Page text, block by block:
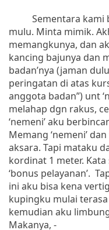
Sementara kami
mulu. Minta mimik.
memangkunya, dan
kancing bajunya dan
badan’nya (jaman
peringatan di atas
anggota badan”) unt
melahap dgn rakus,
‘nemeni’ aku
Memang ‘nemeni’
aksara. Tapi mataku
kordinat 1 meter.
‘bonus pelayanan’.
ini aku bisa kena
kupingku mulai
kemudian aku
Makanya, -